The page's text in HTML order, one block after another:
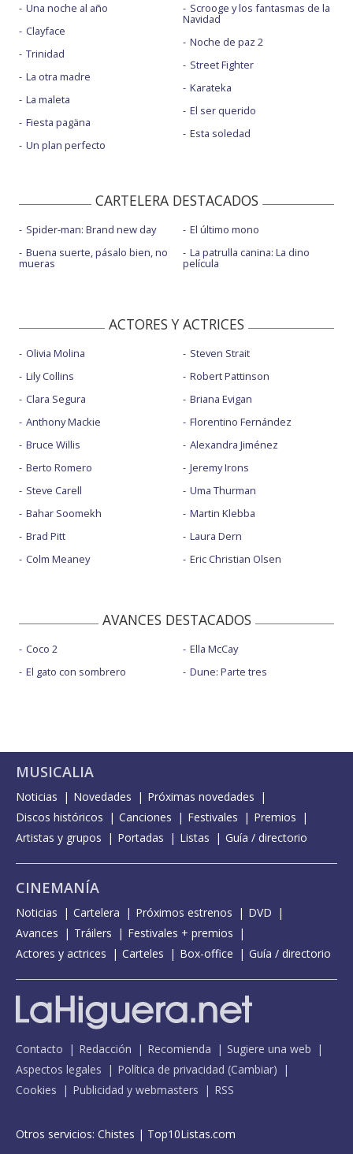
Una noche al año
Clayface
Trinidad
La otra madre
La maleta
Fiesta pagäna
Un plan perfecto
Scrooge y los fantasmas de la
Navidad
Noche de paz 2
Street Fighter
Karateka
El ser querido
Esta soledad
CARTELERA DESTACADOS
Spider-man: Brand new day
Buena suerte, pásalo bien, no
mueras
El último mono
La patrulla canina: La dino
película
ACTORES Y ACTRICES
Olivia Molina
Lily Collins
Clara Segura
Anthony Mackie
Bruce Willis
Berto Romero
Steve Carell
Bahar Soomekh
Brad Pitt
Colm Meaney
Steven Strait
Robert Pattinson
Briana Evigan
Florentino Fernández
Alexandra Jiménez
Jeremy Irons
Uma Thurman
Martin Klebba
Laura Dern
Eric Christian Olsen
AVANCES DESTACADOS
Coco 2
El gato con sombrero
Ella McCay
Dune: Parte tres
MUSICALIA
Noticias Novedades
Próximas novedades
Discos históricos
Canciones Festivales
Premios
Artistas y grupos
Portadas Listas Guía / directorio
CINEMANÍA
Noticias Cartelera Próximos estrenos
DVD
Avances
Tráilers
Festivales + premios
Actores y actrices
Carteles Box-office Guía / directorio
Contacto Redacción Recomienda
Sugiere una web
Aspectos legales
Política de privacidad (Cambiar)
Cookies
Publicidad y webmasters RSS
Otros servicios: Chistes | Top10Listas.com